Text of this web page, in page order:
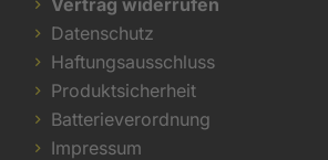
Datenschutz
Haftungsausschluss
Produktsicherheit
Batterieverordnung
Impressum